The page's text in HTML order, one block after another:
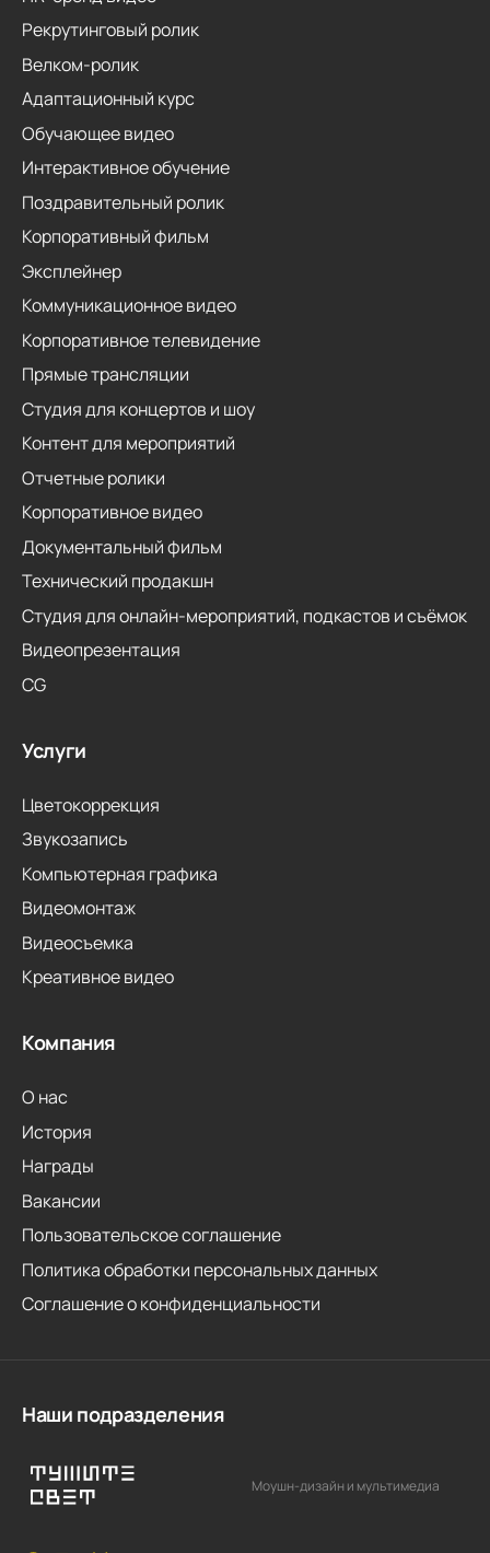
Рекрутинговый ролик
Велком-ролик
Адаптационный курс
Обучающее видео
Интерактивное обучение
Поздравительный ролик
Корпоративный фильм
Эксплейнер
Коммуникационное видео
Корпоративное телевидение
Прямые трансляции
Студия для концертов и шоу
Контент для мероприятий
Отчетные ролики
Корпоративное видео
Документальный фильм
Технический продакшн
Студия для онлайн-мероприятий, подкастов и съёмок
Видеопрезентация
CG
Услуги
Цветокоррекция
Звукозапись
Компьютерная графика
Видеомонтаж
Видеосъемка
Креативное видео
Компания
О нас
История
Награды
Вакансии
Пользовательское соглашение
Политика обработки персональных данных
Соглашение о конфиденциальности
Наши подразделения
Моушн-дизайн и мультимедиа